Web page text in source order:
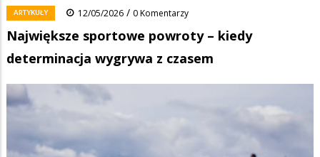
ARTYKUŁY 12/05/2026 / 0 Komentarzy
Największe sportowe powroty – kiedy
determinacja wygrywa z czasem